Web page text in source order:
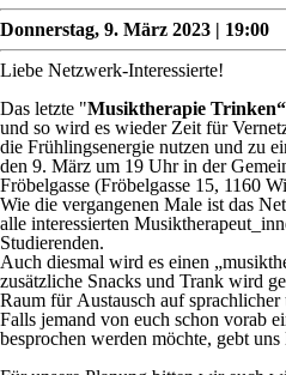
Donnerstag, 9. März 2023 | 19:00
Liebe Netzwerk-Interessierte!
Das letzte "Musiktherapie Trinken“
und so wird es wieder Zeit für
die Frühlingsenergie nutzen und zu
den 9. März um 19 Uhr in der
Fröbelgasse (Fröbelgasse 15, 1160
Wie die vergangenen Male ist das
alle interessierten
Studierenden.
Auch diesmal wird es einen
zusätzliche Snacks und Trank wird
Raum für Austausch auf
Falls jemand von euch schon vorab
besprochen werden möchte, gebt uns